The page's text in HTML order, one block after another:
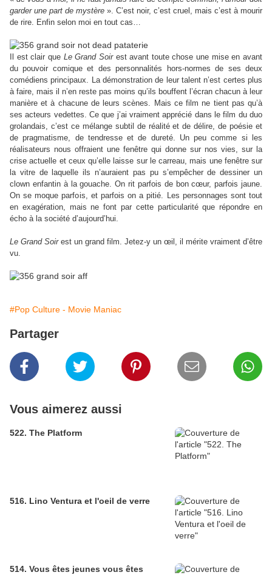
garder une part de mystère ». C’est noir, c’est cruel, mais c’est à mourir
de rire. Enfin selon moi en tout cas…
Il est clair que Le Grand Soirest avant toute chose une mise en avant
du pouvoir comique et des personnalités hors-normes de ses deux
comédiens principaux. La démonstration de leur talent n’est certes plus
à faire, mais il n’en reste pas moins qu’ils bouffent l’écran chacun à leur
manière et à chacune de leurs scènes. Mais ce film ne tient pas qu’à
ses acteurs vedettes. Ce que j’ai vraiment apprécié dans le film du duo
grolandais, c’est ce mélange subtil de réalité et de délire, de poésie et
de pragmatisme, de tendresse et de dureté. Un peu comme si les
réalisateurs nous offraient une fenêtre qui donne sur nos vies, sur la
crise actuelle et ceux qu’elle laisse sur le carreau, mais une fenêtre sur
la vitre de laquelle ils n’auraient pas pu s’empêcher de dessiner un
clown enfantin à la gouache. On rit parfois de bon cœur, parfois jaune.
On se moque parfois, et parfois on a pitié. Les personnages sont tout
en exagération, mais ne font par cette particularité que répondre en
écho à la société d’aujourd’hui.
Le Grand Soirest un grand film. Jetez-y un œil, il mérite vraiment d’être
vu.
#Pop Culture - Movie Maniac
Partager
Vous aimerez aussi
522. The Platform
516. Lino Ventura et l'oeil de verre
514. Vous êtes jeunes vous êtes